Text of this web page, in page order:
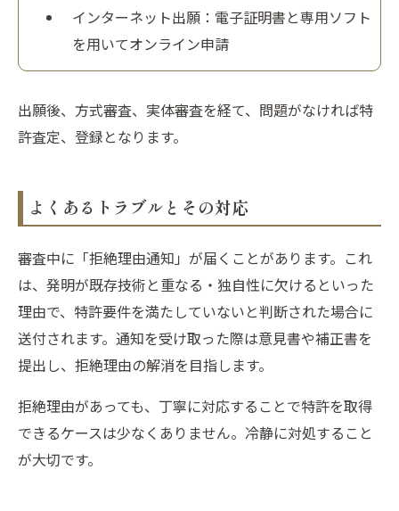
インターネット出願：電子証明書と専用ソフト
を用いてオンライン申請
出願後、方式審査、実体審査を経て、問題がなければ特
許査定、登録となります。
よくあるトラブルとその対応
審査中に「拒絶理由通知」が届くことがあります。これ
は、発明が既存技術と重なる・独自性に欠けるといった
理由で、特許要件を満たしていないと判断された場合に
送付されます。通知を受け取った際は意見書や補正書を
提出し、拒絶理由の解消を目指します。
拒絶理由があっても、丁寧に対応することで特許を取得
できるケースは少なくありません。冷静に対処すること
が大切です。